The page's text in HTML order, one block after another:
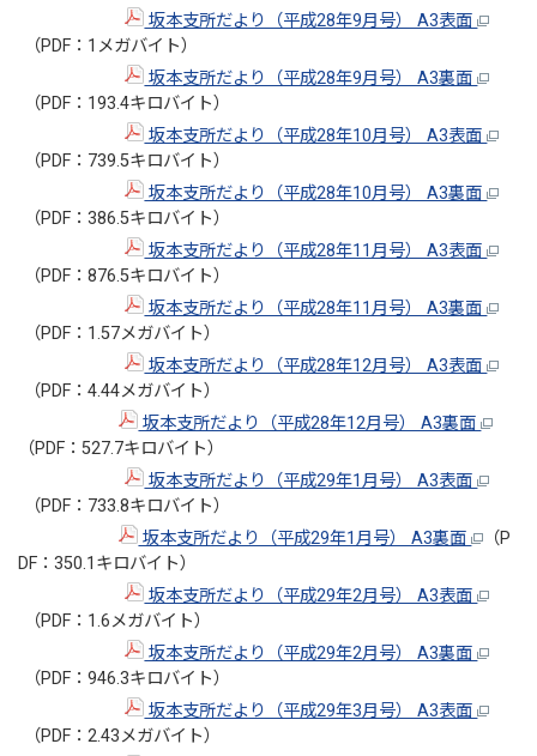
坂本支所だより（平成28年9月号） A3表面
（PDF：1メガバイト）
坂本支所だより（平成28年9月号） A3裏面
（PDF：193.4キロバイト）
坂本支所だより（平成28年10月号） A3表面
（PDF：739.5キロバイト）
坂本支所だより（平成28年10月号） A3裏面
（PDF：386.5キロバイト）
坂本支所だより（平成28年11月号） A3表面
（PDF：876.5キロバイト）
坂本支所だより（平成28年11月号） A3裏面
（PDF：1.57メガバイト）
坂本支所だより（平成28年12月号） A3表面
（PDF：4.44メガバイト）
坂本支所だより（平成28年12月号） A3裏面
（PDF：527.7キロバイト）
坂本支所だより（平成29年1月号） A3表面
（PDF：733.8キロバイト）
坂本支所だより（平成29年1月号） A3裏面
（P
DF：350.1キロバイト）
坂本支所だより（平成29年2月号） A3表面
（PDF：1.6メガバイト）
坂本支所だより（平成29年2月号） A3裏面
（PDF：946.3キロバイト）
坂本支所だより（平成29年3月号） A3表面
（PDF：2.43メガバイト）